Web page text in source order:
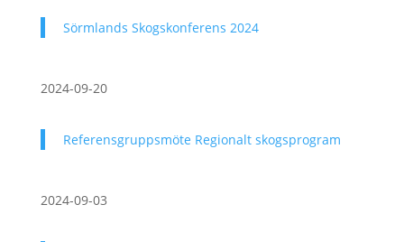
Sörmlands Skogskonferens 2024
2024-09-20
Referensgruppsmöte Regionalt skogsprogram
2024-09-03